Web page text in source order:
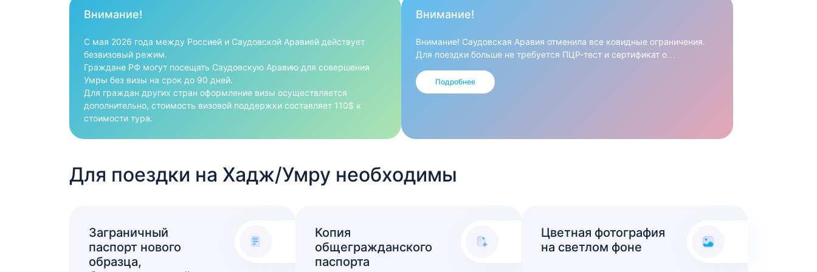
Внимание!
С мая 2026 года между Россией и Саудовской Аравией действует
безвизовый режим.
Граждане РФ могут посещать Саудовскую Аравию для совершения
Умры без визы на срок до 90 дней.
Для граждан других стран оформление визы осуществляется
дополнительно, стоимость визовой поддержки составляет 110$ к
стоимости тура.
Внимание!
Внимание! Саудовская Аравия отменила все ковидные ограничения.
Для поездки больше не требуется ПЦР-тест и сертификат о
дистанцирование - так же отменены.
Подробнее
Для поездки на Хадж/Умру необходимы
Заграничный
паспорт нового
образца,
Копия
общегражданского
паспорта
Цветная фотография
на светлом фоне